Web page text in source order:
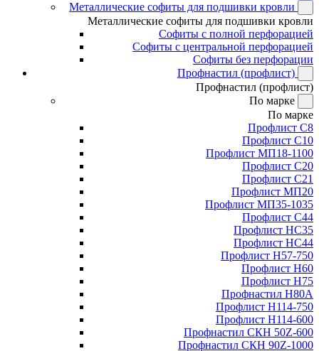
Металлические софиты для подшивки кровли
Металлические софиты для подшивки кровли
Софиты с полной перфорацией
Софиты с центральной перфорацией
Софиты без перфорации
Профнастил (профлист)
Профнастил (профлист)
По марке
По марке
Профлист С8
Профлист С10
Профлист МП18-1100
Профлист С20
Профлист С21
Профлист МП20
Профлист МП35-1035
Профлист С44
Профлист НС35
Профлист НС44
Профлист Н57-750
Профлист Н60
Профлист Н75
Профнастил Н80А
Профлист Н114-750
Профлист Н114-600
Профнастил СКН 50Z-600
Профнастил СКН 90Z-1000